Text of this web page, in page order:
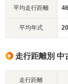
平均走行距離
平均年式
走行距離別 中
走行距離